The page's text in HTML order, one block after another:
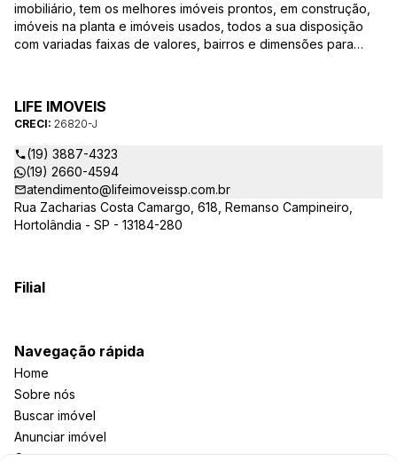
imobiliário, tem os melhores imóveis prontos, em construção,
imóveis na planta e imóveis usados, todos a sua disposição
com variadas faixas de valores, bairros e dimensões para
as suas dúvidas sobre casas, apartamentos, terrenos, salas
comerciais e outros produtos imobiliários.
LIFE IMOVEIS
CRECI: 26820-J
(19) 3887-4323
(19) 2660-4594
atendimento@lifeimoveissp.com.br
Rua Zacharias Costa Camargo, 618, Remanso Campineiro,
Hortolândia - SP - 13184-280
Filial
Navegação rápida
Home
Sobre nós
Buscar imóvel
Anunciar imóvel
Contato